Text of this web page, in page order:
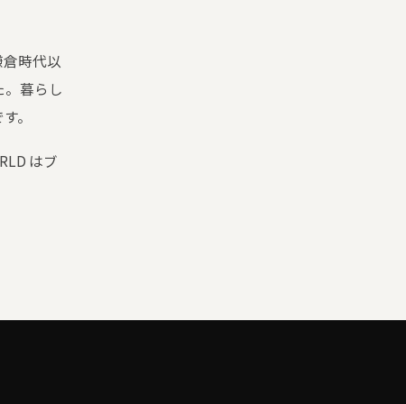
時代以
暮らし
。
はブ